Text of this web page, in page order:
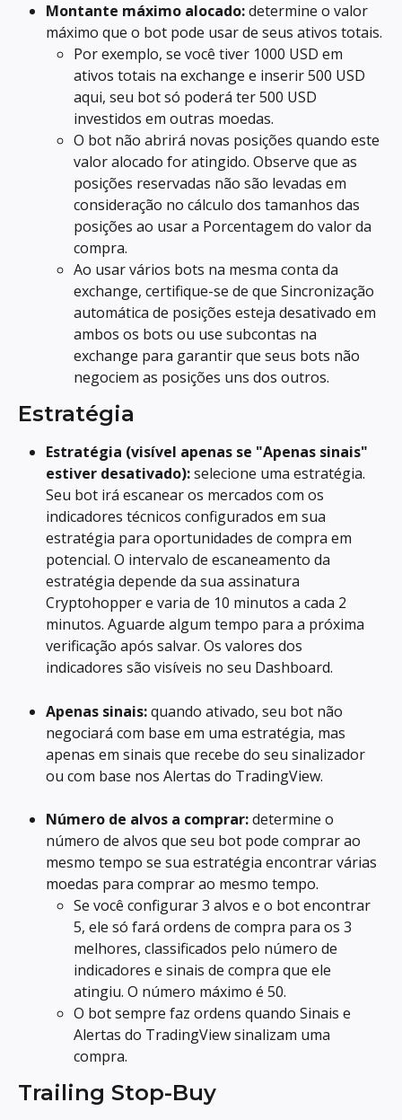
Montante máximo alocado: determine o valor
máximo que o bot pode usar de seus ativos totais.
Por exemplo, se você tiver 1000 USD em
ativos totais na exchange e inserir 500 USD
aqui, seu bot só poderá ter 500 USD
investidos em outras moedas.
O bot não abrirá novas posições quando este
valor alocado for atingido. Observe que as
posições reservadas não são levadas em
consideração no cálculo dos tamanhos das
posições ao usar a Porcentagem do valor da
compra.
Ao usar vários bots na mesma conta da
exchange, certifique-se de que Sincronização
automática de posições esteja desativado em
ambos os bots ou use subcontas na
exchange para garantir que seus bots não
negociem as posições uns dos outros.
Estratégia
Estratégia (visível apenas se "Apenas sinais"
estiver desativado): selecione uma estratégia.
Seu bot irá escanear os mercados com os
indicadores técnicos configurados em sua
estratégia para oportunidades de compra em
potencial. O intervalo de escaneamento da
estratégia depende da sua assinatura
Cryptohopper e varia de 10 minutos a cada 2
minutos. Aguarde algum tempo para a próxima
verificação após salvar. Os valores dos
indicadores são visíveis no seu Dashboard.
Apenas sinais: quando ativado, seu bot não
negociará com base em uma estratégia, mas
apenas em sinais que recebe do seu sinalizador
ou com base nos Alertas do TradingView.
Número de alvos a comprar: determine o
número de alvos que seu bot pode comprar ao
mesmo tempo se sua estratégia encontrar várias
moedas para comprar ao mesmo tempo.
Se você configurar 3 alvos e o bot encontrar
5, ele só fará ordens de compra para os 3
melhores, classificados pelo número de
indicadores e sinais de compra que ele
atingiu. O número máximo é 50.
O bot sempre faz ordens quando Sinais e
Alertas do TradingView sinalizam uma
compra.
Trailing Stop-Buy